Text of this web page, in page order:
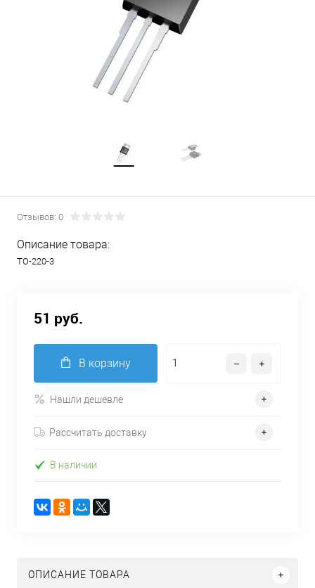
Отзывов: 0
Описание товара:
TO-220-3
51 руб.
В корзину
Нашли дешевле
Рассчитать доставку
В наличии
ОПИСАНИЕ ТОВАРА